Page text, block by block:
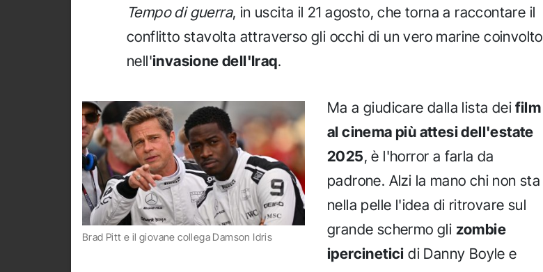
Tempo di guerra, in uscita il 21 agosto, che torna a raccontare il
conflitto stavolta attraverso gli occhi di un vero marine coinvolto
nell'invasione dell'Iraq.
Brad Pitt e il giovane collega Damson Idris
Ma a giudicare dalla lista deifilm
al cinema più attesi dell'estate
2025, è l'horror a farla da
padrone. Alzi la mano chi non sta
nella pelle l'idea di ritrovare sul
grande schermo gli zombie
ipercinetici di Danny Boyle e